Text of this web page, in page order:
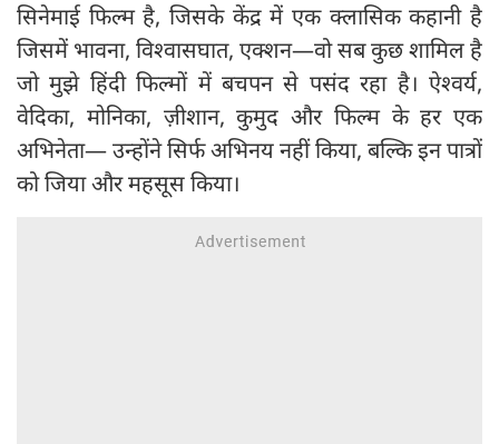
सिनेमाई फिल्म है, जिसके केंद्र में एक क्लासिक कहानी है
जिसमें भावना, विश्वासघात, एक्शन—वो सब कुछ शामिल है
जो मुझे हिंदी फिल्मों में बचपन से पसंद रहा है। ऐश्वर्य,
वेदिका, मोनिका, ज़ीशान, कुमुद और फिल्म के हर एक
अभिनेता— उन्होंने सिर्फ अभिनय नहीं किया, बल्कि इन पात्रों
को जिया और महसूस किया।